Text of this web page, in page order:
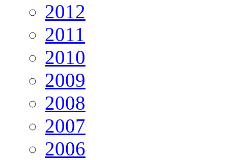
2012
2011
2010
2009
2008
2007
2006